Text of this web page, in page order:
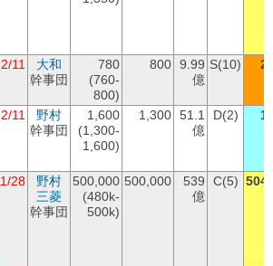
11
大和
幹事団
780
(760-
800)
800 9.99
億
S(10)
11
野村
幹事団
1,600
(1,300-
1,600)
1,300 51.1
億
D(2)
28
野村
三菱
幹事団
500,000
(480k-
500k)
500,000
539
億
C(5)